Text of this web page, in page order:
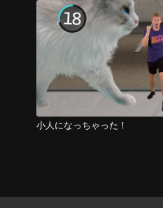
小人になっちゃった！